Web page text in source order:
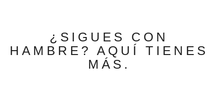
¿SIGUES CON
HAMBRE? AQUÍ TIENES
MÁS.